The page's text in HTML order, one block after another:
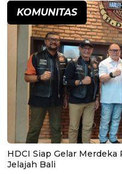
KOMUNITAS
HDCI Siap Gelar Merdeka
Jelajah Bali